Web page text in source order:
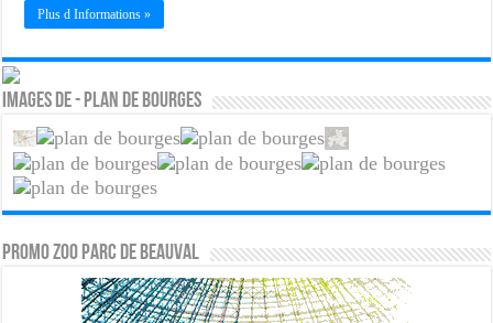
Plus d Informations »
Images de - Plan de Bourges
PROMO ZOO PARC DE BEAUVAL